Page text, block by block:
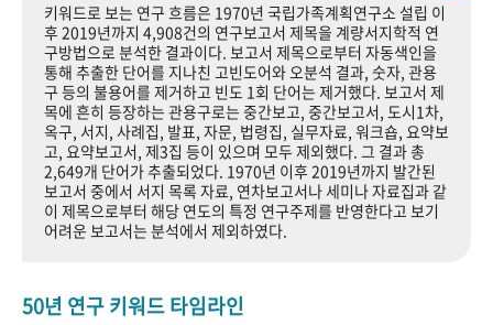
기록물 아카이브
사진 아카이브 문서 기록물 행정박물 영상 기록물
+1주년 기념
성과 50선 숫자로 보는 50년 50+1주년 광장
세계와 함께 한 KIHASA
키워드로 보는 연구 흐름은 1970년 국립가족계획연구소 설립 이
후 2019년까지 4,908건의 연구보고서 제목을 계량서지학적 연
구방법으로 분석한 결과이다. 보고서 제목으로부터 자동색인을
통해 추출한 단어를 지나친 고빈도어와 오분석 결과, 숫자, 관용
구 등의 불용어를 제거하고 빈도 1회 단어는 제거했다. 보고서 제
목에 흔히 등장하는 관용구로는 중간보고, 중간보고서, 도시1차,
옥구, 서지, 사례집, 발표, 자문, 법령집, 실무자료, 워크숍, 요약보
고, 요약보고서, 제3집 등이 있으며 모두 제외했다. 그 결과 총
2,649개 단어가 추출되었다. 1970년 이후 2019년까지 발간된
보고서 중에서 서지 목록 자료, 연차보고서나 세미나 자료집과 같
이 제목으로부터 해당 연도의 특정 연구주제를 반영한다고 보기
어려운 보고서는 분석에서 제외하였다.
50년 연구 키워드 타임라인